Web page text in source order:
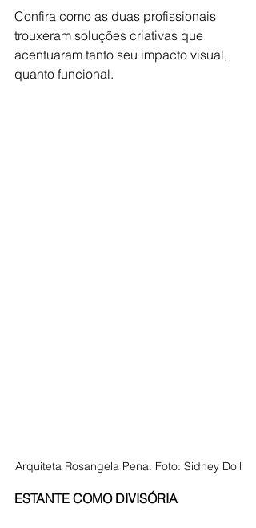
Confira como as duas profissionais
trouxeram soluções criativas que
acentuaram tanto seu impacto visual,
quanto funcional.
Arquiteta Rosangela Pena. Foto: Sidney Doll
ESTANTE COMO DIVISÓRIA